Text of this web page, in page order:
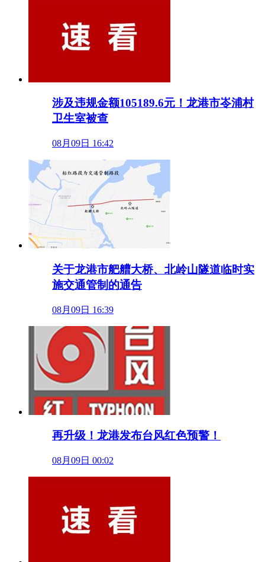
涉及违规金额105189.6元！龙港市岺浦村
卫生室被查
08月09日 16:42
关于龙港市舥艚大桥、北岭山隧道临时实
施交通管制的通告
08月09日 16:39
再升级！龙港发布台风红色预警！
08月09日 00:02